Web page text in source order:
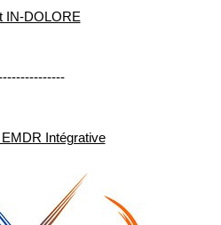
IN-DOLORE
Intégrative